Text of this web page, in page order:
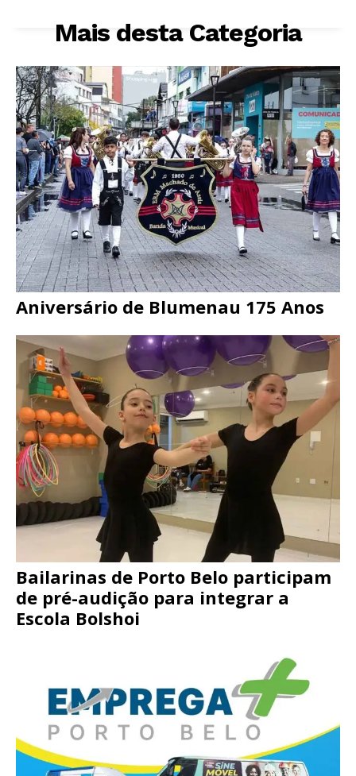
Mais desta Categoria
Aniversário de Blumenau 175 Anos
Bailarinas de Porto Belo participam
de pré-audição para integrar a
Escola Bolshoi